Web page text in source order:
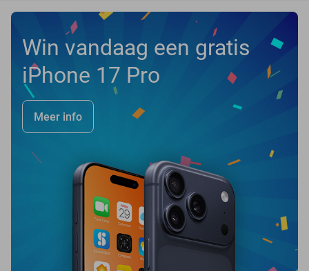
Win vandaag een gratis
iPhone 17 Pro
Meer info